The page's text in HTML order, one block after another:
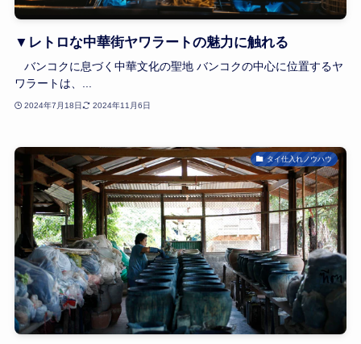
▼レトロな中華街ヤワラートの魅力に触れる
バンコクに息づく中華文化の聖地 バンコクの中心に位置するヤ
ワラートは、...
2024年7月18日 2024年11月6日
タイ仕入れノウハウ